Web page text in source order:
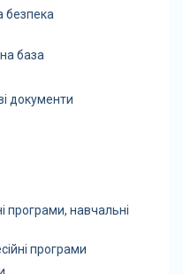
безпека
база
документи
програми, навчальні
програми